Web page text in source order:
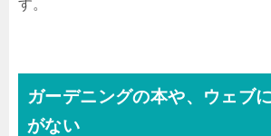
す。
ガーデニングの本や、ウェブ
がない